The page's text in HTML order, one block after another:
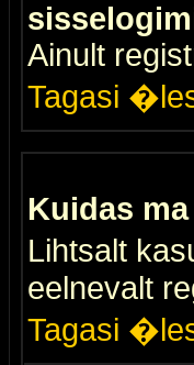
Ainult
Tagasi
Kuidas
Lihtsalt
eelnevalt
Tagasi